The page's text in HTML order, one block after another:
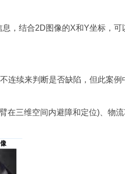
，结合2D图像的X和Y坐标，
续来判断是否缺陷，但此案
在三维空间内避障和定位)、物